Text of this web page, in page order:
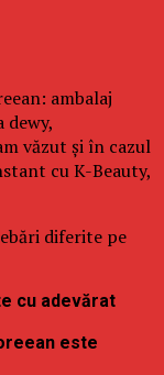
ambalaj
văzut și în cazul
cu K-Beauty,
diferite pe
cu adevărat
este